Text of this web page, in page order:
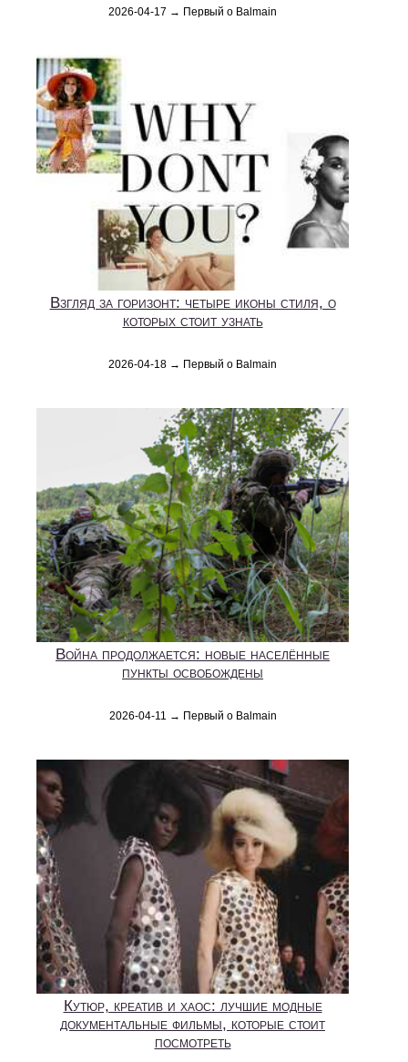
2026-04-17 → Первый о Balmain
Взгляд за горизонт: четыре иконы стиля, о
которых стоит узнать
2026-04-18 → Первый о Balmain
Война продолжается: новые населённые
пункты освобождены
2026-04-11 → Первый о Balmain
Кутюр, креатив и хаос: лучшие модные
документальные фильмы, которые стоит
посмотреть